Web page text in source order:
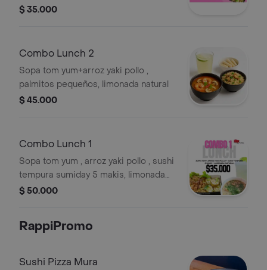
queso crema) 5 makis + limonada
$ 35.000
Combo Lunch 2
Sopa tom yum+arroz yaki pollo ,
palmitos pequeños, limonada natural
$ 45.000
Combo Lunch 1
Sopa tom yum , arroz yaki pollo , sushi
tempura sumiday 5 makis, limonada
natural
$ 50.000
RappiPromo
Sushi Pizza Mura